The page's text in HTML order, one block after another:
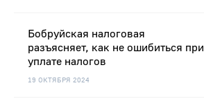
19 ОКТЯБРЯ 2024
Бобруйская налоговая
разъясняет, как не ошибиться при
уплате налогов